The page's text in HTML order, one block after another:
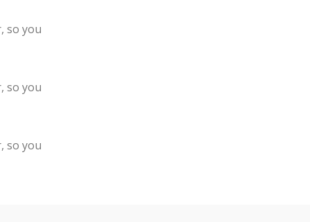
so you
so you
so you